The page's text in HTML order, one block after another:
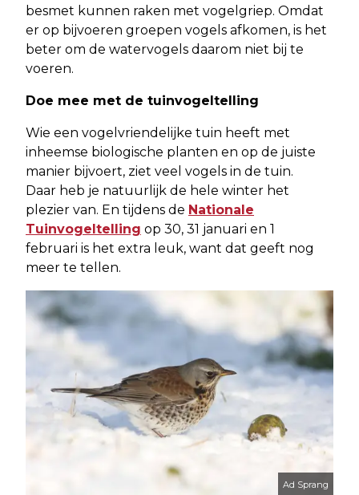
besmet kunnen raken met vogelgriep. Omdat
er op bijvoeren groepen vogels afkomen, is het
beter om de watervogels daarom niet bij te
voeren.
Doe mee met de tuinvogeltelling
Wie een vogelvriendelijke tuin heeft met
inheemse biologische planten en op de juiste
manier bijvoert, ziet veel vogels in de tuin.
Daar heb je natuurlijk de hele winter het
plezier van. En tijdens de Nationale
Tuinvogeltelling op 30, 31 januari en 1
februari is het extra leuk, want dat geeft nog
meer te tellen.
Ad Sprang